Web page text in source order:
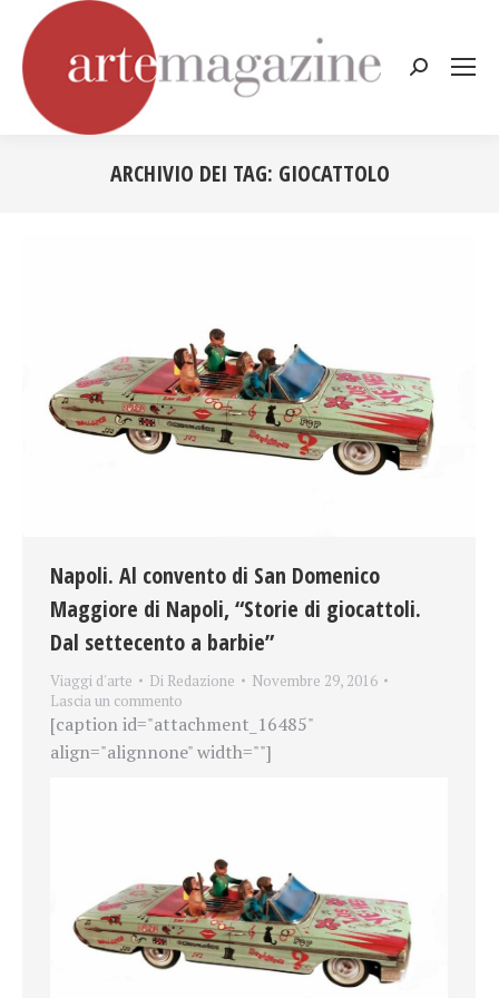
Cerca:
ARCHIVIO DEI TAG: GIOCATTOLO
Napoli. Al convento di San Domenico
Maggiore di Napoli, “Storie di giocattoli.
Dal settecento a barbie”
Viaggi d'arte Di Redazione
Novembre 29, 2016
Lascia un commento
[caption id="attachment_16485"
align="alignnone" width=""]